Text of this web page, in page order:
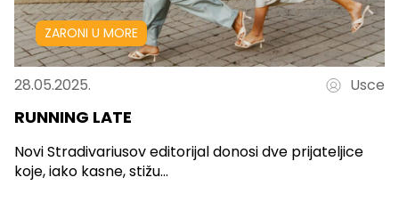
ZARONI U MORE
28.05.2025. Usce
RUNNING LATE
Novi Stradivariusov editorijal donosi dve prijateljice
koje, iako kasne, stižu...